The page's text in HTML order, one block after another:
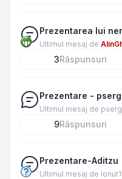
Prezentarea lui
Ultimul mesaj de
3Răspunsuri
Prezentare -
Ultimul mesaj de
9Răspunsuri
Prezentare-Aditzu
Ultimul mesaj de